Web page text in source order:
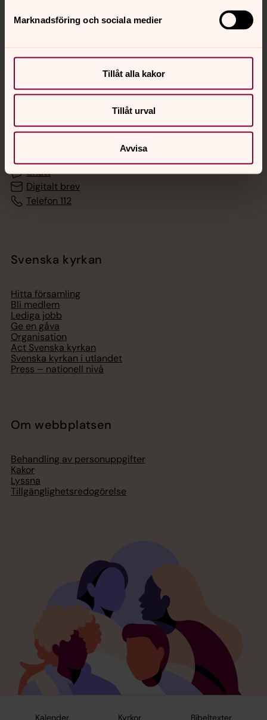
Marknadsföring och sociala medier
Tillåt alla kakor
Tillåt urval
Avvisa
Kalender Kyrkor Bibeltexter
Jourhavande präst
Akut samtals- och krisstöd. Prata eller chatta anonymt
med en präst på kvällar och nätter.
Chatt
Digitalt brev
Telefon 112
Svenska kyrkan
Hitta församling
Bli medlem
Lediga jobb
Ge en gåva
Organisation
Act Svenska kyrkan
Svenska kyrkan i utlandet
Press – nationell nivå
Om webbplatsen
Behandling av personuppgifter
Kakor
Lyssna
Tillgänglighetsredogörelse